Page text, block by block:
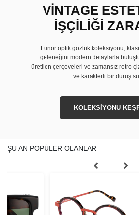
VİNTAGE
İŞÇİLİĞİ
Lunor optik gözlük koleksiyonu,
geleneğini modern detaylarla
üretilen çerçeveleri ve zamansız retro
ve karakterli bir duruş
KOLEKSİYONU
ŞU AN POPÜLER OLANLAR